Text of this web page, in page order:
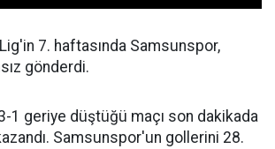
7. haftasında Samsunspor,
gönderdi.
1 geriye düştüğü maçı son dakikada
Samsunspor'un gollerini 28.